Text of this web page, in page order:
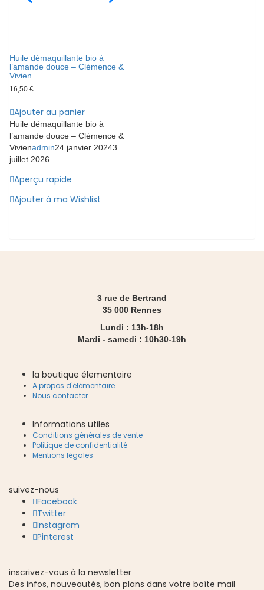
Huile démaquillante bio à
l’amande douce – Clémence &
Vivien
16,50 €
Ajouter au panier
Huile démaquillante bio à
l’amande douce – Clémence &
Vivienadmin24 janvier 20243
juillet 2026
Aperçu rapide
Ajouter à ma Wishlist
3 rue de Bertrand
35 000 Rennes
Lundi : 13h-18h
Mardi - samedi : 10h30-19h
la boutique élementaire
A propos d'élémentaire
Nous contacter
Informations utiles
Conditions générales de vente
Politique de confidentialité
Mentions légales
suivez-nous
Facebook
Twitter
Instagram
Pinterest
inscrivez-vous à la newsletter
Des infos, nouveautés, bon plans dans votre boîte mail